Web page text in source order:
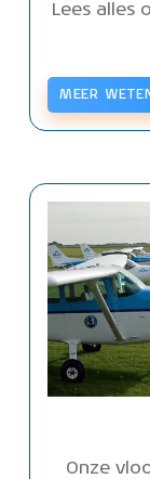
Lees alles
MEER
Onze